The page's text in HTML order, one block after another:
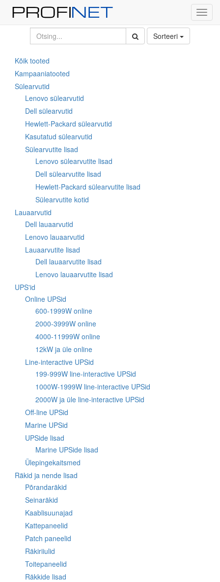
Sorteeri
Kõik tooted
Kampaaniatooted
Sülearvutid
Lenovo sülearvutid
Dell sülearvutid
Hewlett-Packard sülearvutid
Kasutatud sülearvutid
Sülearvutite lisad
Lenovo sülearvutite lisad
Dell sülearvutite lisad
Hewlett-Packard sülearvutite lisad
Sülearvutite kotid
Lauaarvutid
Dell lauaarvutid
Lenovo lauaarvutid
Lauaarvutite lisad
Dell lauaarvutite lisad
Lenovo lauaarvutite lisad
UPS'id
Online UPSid
600-1999W online
2000-3999W online
4000-11999W online
12kW ja üle online
Line-interactive UPSid
199-999W line-interactive UPSid
1000W-1999W line-interactive UPSid
2000W ja üle line-interactive UPSid
Off-line UPSid
Marine UPSid
UPSide lisad
Marine UPSide lisad
Ülepingekaitsmed
Räkid ja nende lisad
Põrandaräkid
Seinaräkid
Kaablisuunajad
Kattepaneelid
Patch paneelid
Räkiriiulid
Toitepaneelid
Räkkide lisad